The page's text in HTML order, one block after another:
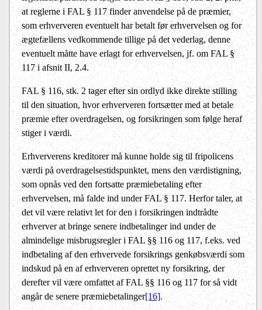
at reglerne i FAL § 117 finder anvendelse på de præmier,
som erhververen eventuelt har betalt før erhvervelsen og for
ægtefællens vedkommende tillige på det vederlag, denne
eventuelt måtte have erlagt for erhvervelsen, jf. om FAL §
117 i afsnit II, 2.4.
FAL § 116, stk. 2 tager efter sin ordlyd ikke direkte stilling
til den situation, hvor erhververen fortsætter med at betale
præmie efter overdragelsen, og forsikringen som følge heraf
stiger i værdi.
Erhververens kreditorer må kunne holde sig til fripolicens
værdi på overdragelsestidspunktet, mens den værdistigning,
som opnås ved den fortsatte præmiebetaling efter
erhvervelsen, må falde ind under FAL § 117. Herfor taler, at
det vil være relativt let for den i forsikringen indtrådte
erhverver at bringe senere indbetalinger ind under de
almindelige misbrugsregler i FAL §§ 116 og 117, f.eks. ved
indbetaling af den erhvervede forsikrings genkøbsværdi som
indskud på en af erhververen oprettet ny forsikring, der
derefter vil være omfattet af FAL §§ 116 og 117 for så vidt
angår de senere præmiebetalinger[16].